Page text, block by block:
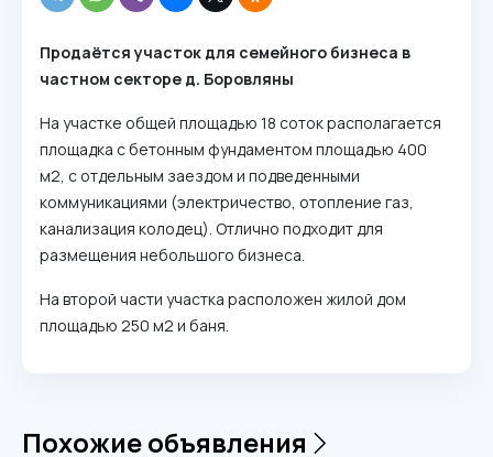
Продаётся участок для семейного бизнеса в
частном секторе д. Боровляны
На участке общей площадью 18 соток располагается
площадка с бетонным фундаментом площадью 400
м2, с отдельным заездом и подведенными
коммуникациями (электричество, отопление газ,
канализация колодец). Отлично подходит для
размещения небольшого бизнеса.
На второй части участка расположен жилой дом
площадью 250 м2 и баня.
Похожие объявления